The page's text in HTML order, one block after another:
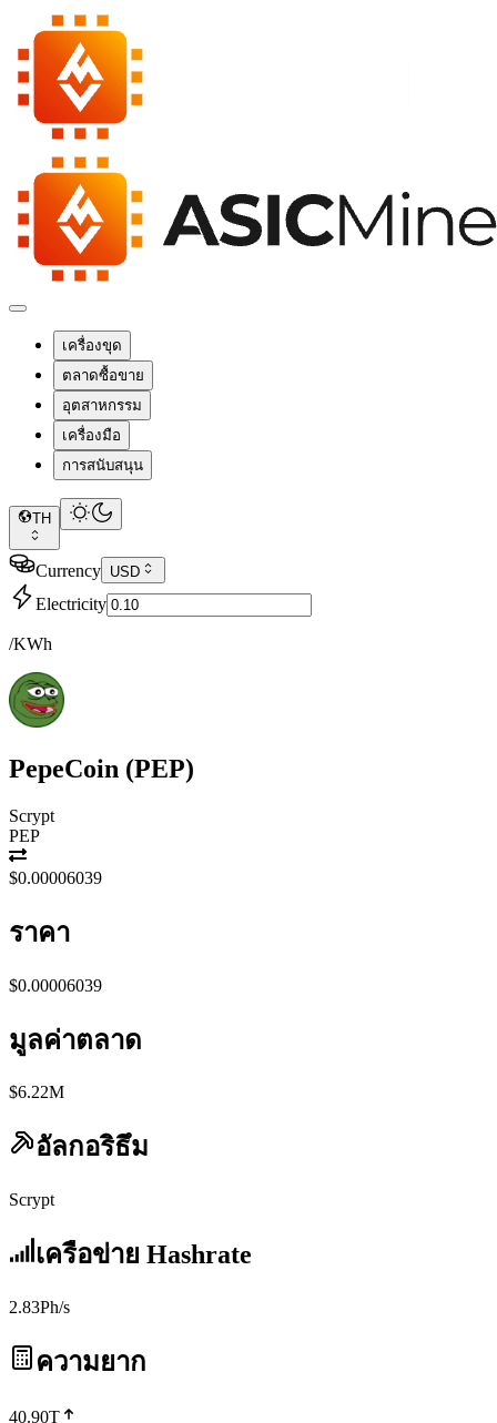
เครื่องขุด
ตลาดซื้อขาย
อุตสาหกรรม
เครื่องมือ
การสนับสนุน
TH
Currency USD
Electricity
/KWh
PepeCoin (PEP)
Scrypt
PEP
$0.00006039
ราคา
$0.00006039
มูลค่าตลาด
$6.22M
อัลกอริธึม
Scrypt
เครือข่าย Hashrate
2.83Ph/s
ความยาก
40.90T